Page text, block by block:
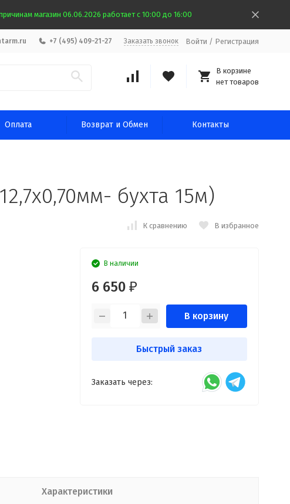
магазин 06.06.2026 работает с 10:00 до 16:00
+7 (495) 409-21-27 Заказать звонок Войти / Регистрация
В корзине
нет товаров
Оплата Возврат и Обмен Контакты
бухта 15м)
К сравнению В избранное
В наличии
6 650 ₽
В корзину
Быстрый заказ
Заказать через:
Характеристики